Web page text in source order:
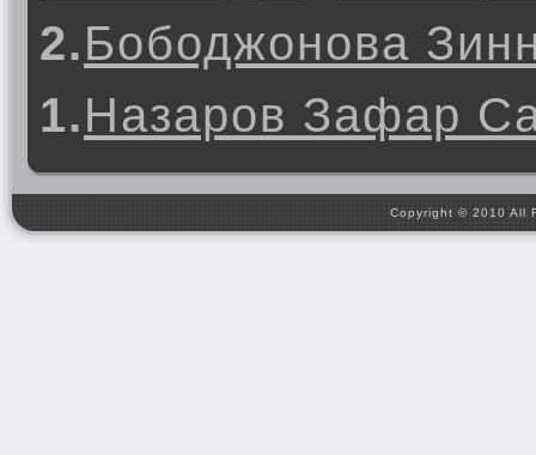
2.Бободжонова
1.Назаров Зафар
Copyright © 2010 All